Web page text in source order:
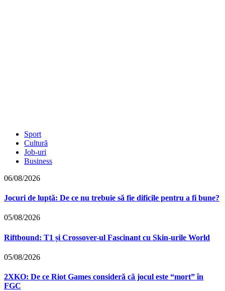
Sport
Cultură
Job-uri
Business
06/08/2026
Jocuri de luptă: De ce nu trebuie să fie dificile pentru a fi bune?
05/08/2026
Riftbound: T1 și Crossover-ul Fascinant cu Skin-urile World
05/08/2026
2XKO: De ce Riot Games consideră că jocul este “mort” în
FGC